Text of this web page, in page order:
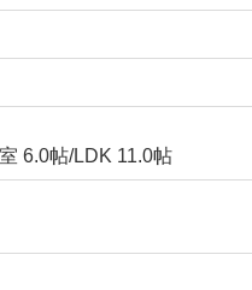
6.0帖/LDK 11.0帖